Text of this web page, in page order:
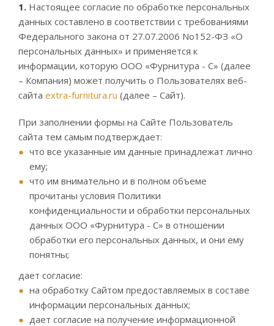
1. Настоящее согласие по обработке персональных
данных составлено в соответствии с требованиями
Федерального закона от 27.07.2006 No152-ФЗ «О
персональных данных» и применяется к
информации, которую ООО «Фурнитура - С» (далее
– Компания) может получить о Пользователях веб-
сайта extra-furnitura.ru (далее – Сайт).
При заполнении формы на Сайте Пользователь
сайта тем самым подтверждает:
что все указанные им данные принадлежат лично
ему;
что им внимательно и в полном объеме
прочитаны условия Политики
конфиденциальности и обработки персональных
данных ООО «Фурнитура - С» в отношении
обработки его персональных данных, и они ему
понятны;
дает согласие:
на обработку Сайтом предоставляемых в составе
информации персональных данных;
дает согласие на получение информационной